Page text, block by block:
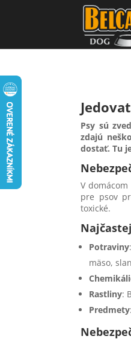
Psy sú
zdajú
dostať. Tu
V
pre psov
toxické.
Potraviny
mäso,
Rastliny:
Predmety